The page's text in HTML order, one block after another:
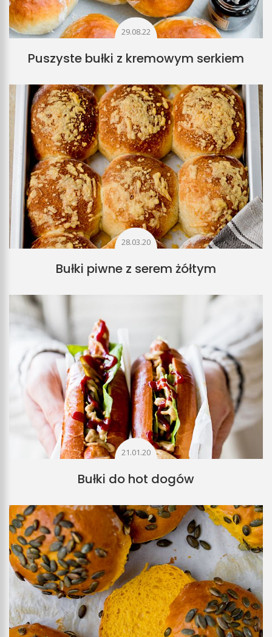
29.08.22
Puszyste bułki z kremowym serkiem
28.03.20
Bułki piwne z serem żółtym
21.01.20
Bułki do hot dogów